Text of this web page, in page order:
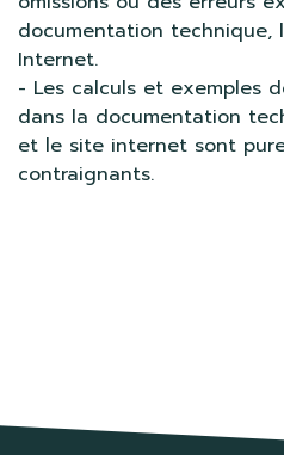
documentation technique,
Internet.
- Les calculs et exemples
dans la documentation
et le site internet sont
contraignants.